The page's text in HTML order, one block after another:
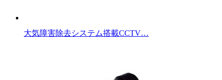
大気障害除去システム搭載CCTV…